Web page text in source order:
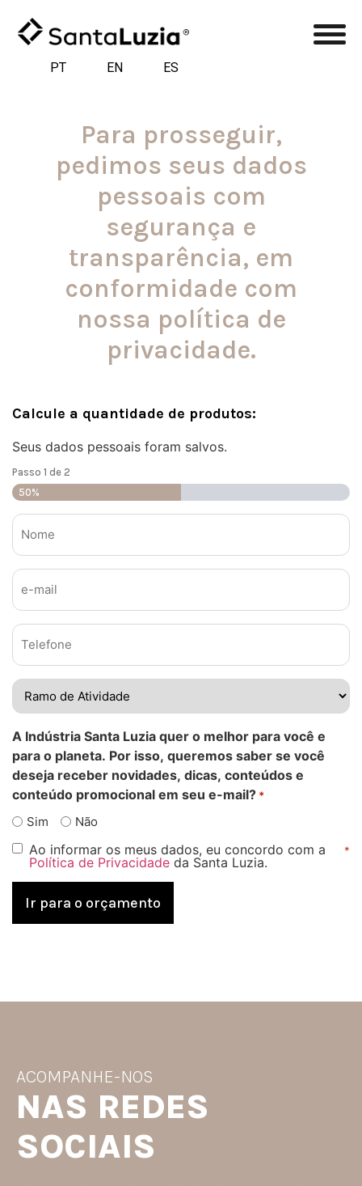
PT EN ES
Para prosseguir,
pedimos seus dados
pessoais com
segurança e
transparência, em
conformidade com
nossa política de
privacidade.
Calcule a quantidade de produtos:
Seus dados pessoais foram salvos.
Passo 1 de 2
50%
Nome
E-
mail
Telefone
Ramo
de
Atividade
A Indústria Santa Luzia quer o melhor para você e
para o planeta. Por isso, queremos saber se você
deseja receber novidades, dicas, conteúdos e
conteúdo promocional em seu e-mail? *
Sim Não
Consentir
Ao informar os meus dados, eu concordo com a
Política de Privacidade da Santa Luzia.
*
ACOMPANHE-NOS
NAS REDES
SOCIAIS